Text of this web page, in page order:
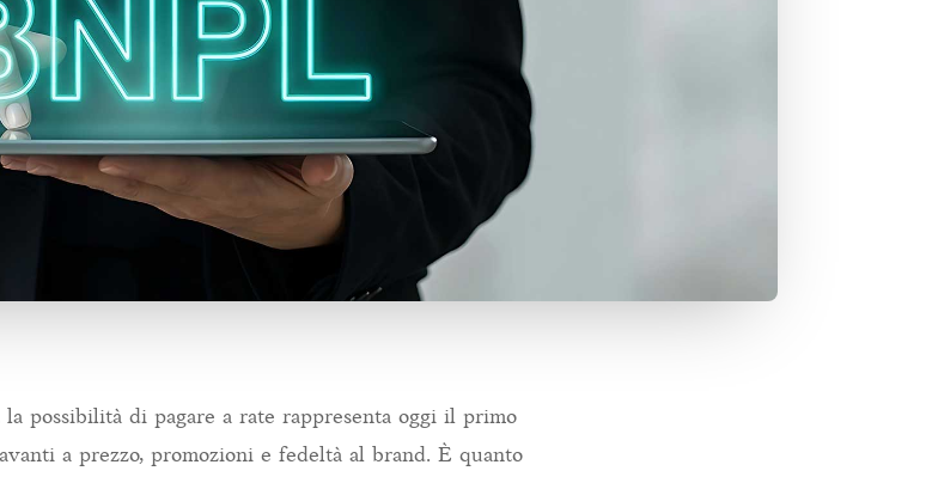
possibilità di pagare a rate rappresenta oggi il primo
a prezzo, promozioni e fedeltà al brand. È quanto